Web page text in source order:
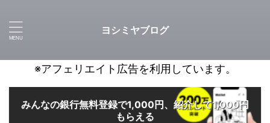
ヨシミヤブログ
※アフェリエイト広告を利用しています。
みんなの銀行無料登録で1,000円、紹介して1,000円
もらえる